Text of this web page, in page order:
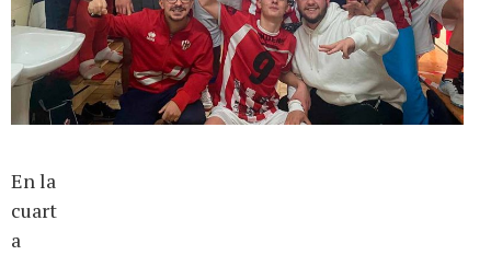
En la
cuart
a